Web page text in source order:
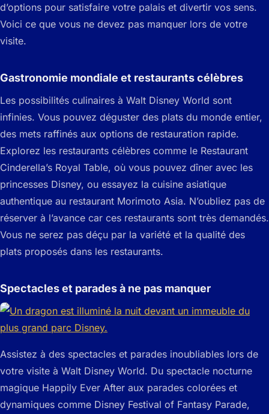
d’options pour satisfaire votre palais et divertir vos sens.
Voici ce que vous ne devez pas manquer lors de votre
visite.
Gastronomie mondiale et restaurants célèbres
Les possibilités culinaires à Walt Disney World sont
infinies. Vous pouvez déguster des plats du monde entier,
des mets raffinés aux options de restauration rapide.
Explorez les restaurants célèbres comme le Restaurant
Cinderella’s Royal Table, où vous pouvez dîner avec les
princesses Disney, ou essayez la cuisine asiatique
authentique au restaurant Morimoto Asia. N’oubliez pas de
réserver à l’avance car ces restaurants sont très demandés.
Vous ne serez pas déçu par la variété et la qualité des
plats proposés dans les restaurants.
Spectacles et parades à ne pas manquer
Assistez à des spectacles et parades inoubliables lors de
votre visite à Walt Disney World. Du spectacle nocturne
magique Happily Ever After aux parades colorées et
dynamiques comme Disney Festival of Fantasy Parade,